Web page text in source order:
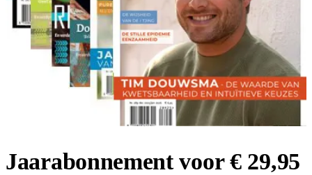
Jaarabonnement voor € 29,95